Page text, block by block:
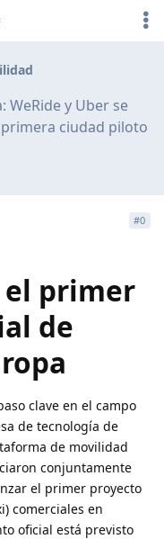
WeRide y Uber se
ciudad piloto
#0
primer
de
clave en el campo
de tecnología de
de movilidad
conjuntamente
el primer proyecto
comerciales en
oficial está previsto